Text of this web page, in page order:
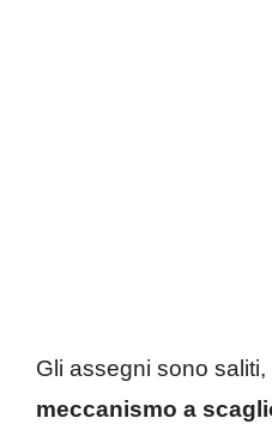
Gli assegni sono
meccanismo a